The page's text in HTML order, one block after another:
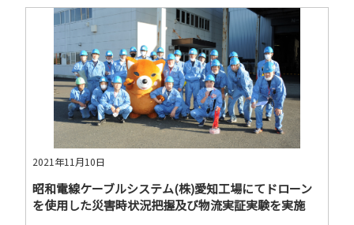
2021年11月10日
昭和電線ケーブルシステム(株)愛知工場にてドローン
を使用した災害時状況把握及び物流実証実験を実施